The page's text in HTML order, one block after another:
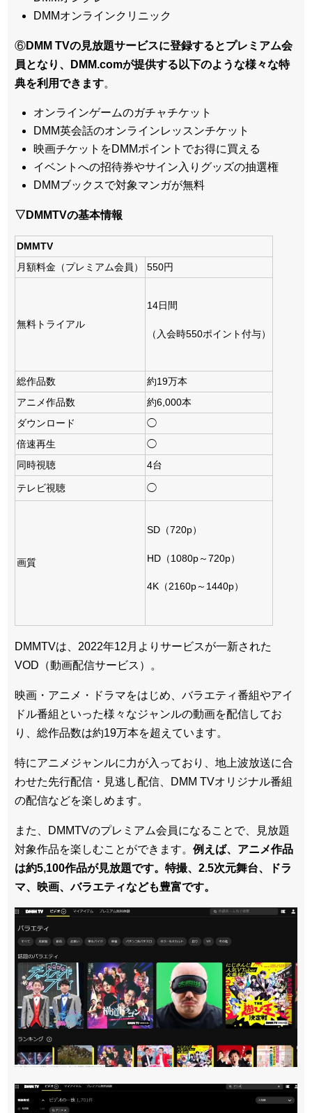
DMMオンラインクリニック
⑥DMM TVの見放題サービスに登録するとプレミアム会
員となり、DMM.comが提供する以下のような様々な特
典を利用できます。
オンラインゲームのガチャチケット
DMM英会話のオンラインレッスンチケット
映画チケットをDMMポイントでお得に買える
イベントへの招待券やサイン入りグッズの抽選権
DMMブックスで対象マンガが無料
▽DMMTVの基本情報
DMMTV
月額料金（プレミアム会員）
550円
無料トライアル
14日間
（入会時550ポイント付与）
総作品数
約19万本
アニメ作品数
約6,000本
ダウンロード
◯
倍速再生
◯
同時視聴
4台
テレビ視聴 ◯
画質
SD（720p）
HD（1080p～720p）
4K（2160p～1440p）
DMMTVは、2022年12月よりサービスが一新された
VOD（動画配信サービス）。
映画・アニメ・ドラマをはじめ、バラエティ番組やアイ
ドル番組といった様々なジャンルの動画を配信してお
り、総作品数は約19万本を超えています。
特にアニメジャンルに力が入っており、地上波放送に合
わせた先行配信・見逃し配信、DMM TVオリジナル番組
の配信などを楽しめます。
また、DMMTVのプレミアム会員になることで、見放題
対象作品を楽しむことができます。 例えば、アニメ作品
は約5,100作品が見放題です。特撮、2.5次元舞台、ドラ
マ、映画、バラエティなども豊富です。